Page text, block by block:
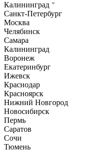
Калининград
Санкт-Петербург
Москва
Челябинск
Самара
Калининград
Воронеж
Екатеринбург
Ижевск
Краснодар
Красноярск
Нижний Новгород
Новосибирск
Пермь
Саратов
Сочи
Тюмень